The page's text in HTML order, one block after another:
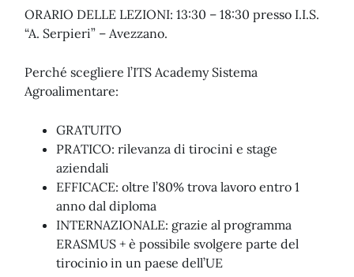
ORARIO DELLE LEZIONI: 13:30 – 18:30 presso I.I.S.
“A. Serpieri” – Avezzano.
Perché scegliere l’ITS Academy Sistema
Agroalimentare:
GRATUITO
PRATICO: rilevanza di tirocini e stage
aziendali
EFFICACE: oltre l’80% trova lavoro entro 1
anno dal diploma
INTERNAZIONALE: grazie al programma
ERASMUS + è possibile svolgere parte del
tirocinio in un paese dell’UE